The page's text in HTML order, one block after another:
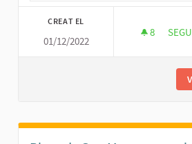
CREAT EL
01/12/2022
8 8